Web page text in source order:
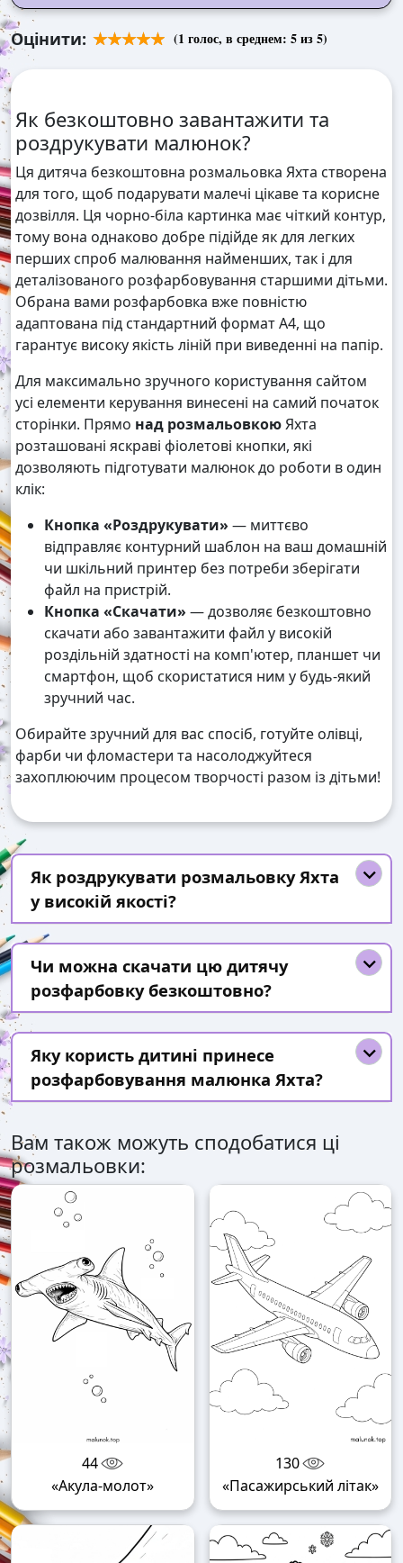
Оцінити: (1 голос, в среднем: 5из 5)
Як безкоштовно завантажити та
роздрукувати малюнок?
Ця дитяча безкоштовна розмальовка Яхта створена
для того, щоб подарувати малечі цікаве та корисне
дозвілля. Ця чорно-біла картинка має чіткий контур,
тому вона однаково добре підійде як для легких
перших спроб малювання найменших, так і для
деталізованого розфарбовування старшими дітьми.
Обрана вами розфарбовка вже повністю
адаптована під стандартний формат А4, що
гарантує високу якість ліній при виведенні на папір.
Для максимально зручного користування сайтом
усі елементи керування винесені на самий початок
сторінки. Прямо над розмальовкоюЯхта
розташовані яскраві фіолетові кнопки, які
дозволяють підготувати малюнок до роботи в один
клік:
Кнопка «Роздрукувати» — миттєво
відправляє контурний шаблон на ваш домашній
чи шкільний принтер без потреби зберігати
файл на пристрій.
Кнопка «Скачати» — дозволяє безкоштовно
скачати або завантажити файл у високій
роздільній здатності на комп'ютер, планшет чи
смартфон, щоб скористатися ним у будь-який
зручний час.
Обирайте зручний для вас спосіб, готуйте олівці,
фарби чи фломастери та насолоджуйтеся
захоплюючим процесом творчості разом із дітьми!
Як роздрукувати розмальовку Яхта
у високій якості?
Чи можна скачати цю дитячу
розфарбовку безкоштовно?
Яку користь дитині принесе
розфарбовування малюнка Яхта?
Вам також можуть сподобатися ці
розмальовки:
44
«Акула-молот»
130
«Пасажирський літак»